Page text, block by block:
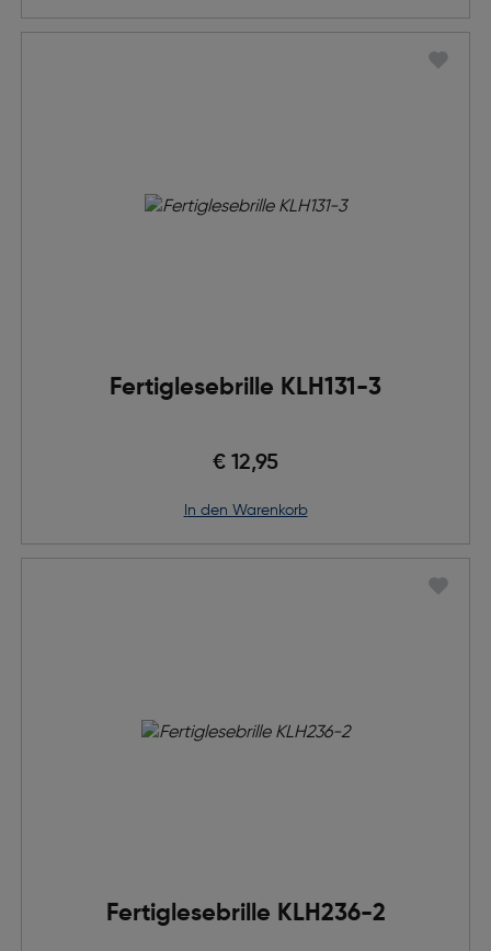
Fertiglesebrille KLH131-3
€ 12,95
in den Warenkorb
Fertiglesebrille KLH236-2